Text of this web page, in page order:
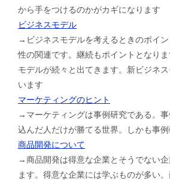
から手をつけるのかがカギになります
ビジネスモデル
→ビジネスモデルを考えるときのポイ
性の関連です。継続もポイントとなり
モデルが続々と出てきます。新ビジネ
います
マーケティングのヒント
→マーケティングは事例研究である。事
込んだ人だけが勝てる世界。しかも事
商品開発について
→商品開発は得意な企業とそうでない
ます。得意な企業には学ぶものが多い